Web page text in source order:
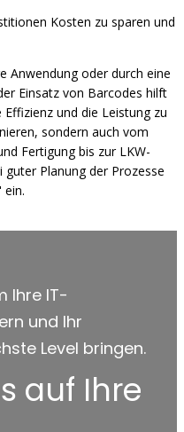
Kosten zu sparen und
Anwendung oder durch eine
Einsatz von Barcodes hilft
und die Leistung zu
sondern auch vom
Fertigung bis zur LKW-
guter Planung der Prozesse
ein.
Ihre IT-
und Ihr
Level bringen.
auf Ihre